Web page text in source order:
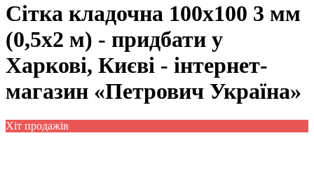
Сітка кладочна 100x100 3 мм
(0,5x2 м) - придбати у
Харкові, Києві - інтернет-
магазин «Петрович Україна»
Хіт продажів